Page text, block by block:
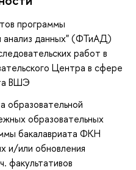
программы
анализ данных" (ФТиАД)
работ в
Центра в сфере
ВШЭ
образовательной
образовательных
бакалавриата ФКН
и/или обновления
факультативов